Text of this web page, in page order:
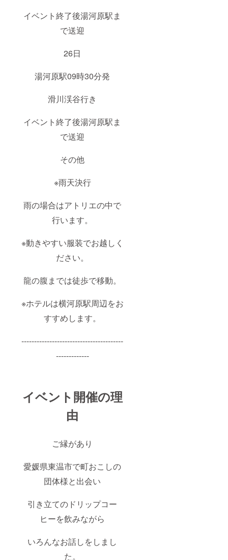
イベント終了後湯河原駅ま
で送迎
26日
湯河原駅09時30分発
滑川渓谷行き
イベント終了後湯河原駅ま
で送迎
その他
※雨天決行
雨の場合はアトリエの中で
行います。
※動きやすい服装でお越しく
ださい。
龍の腹までは徒歩で移動。
※ホテルは横河原駅周辺をお
すすめします。
----------------------------------------
-------------
イベント開催の理
由
ご縁があり
愛媛県東温市で町おこしの
団体様と出会い
引き立てのドリップコー
ヒーを飲みながら
いろんなお話しをしまし
た。